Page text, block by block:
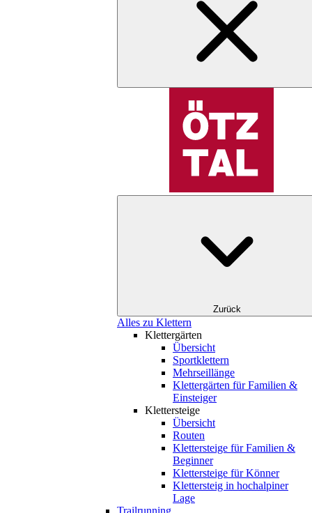
Zurück
Alles zu Klettern
Klettergärten
Übersicht
Sportklettern
Mehrseillänge
Klettergärten für Familien &
Einsteiger
Klettersteige
Übersicht
Routen
Klettersteige für Familien &
Beginner
Klettersteige für Könner
Klettersteig in hochalpiner
Lage
Trailrunning